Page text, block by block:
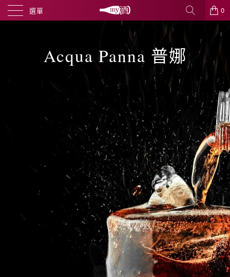
選單 0
Acqua Panna 普娜